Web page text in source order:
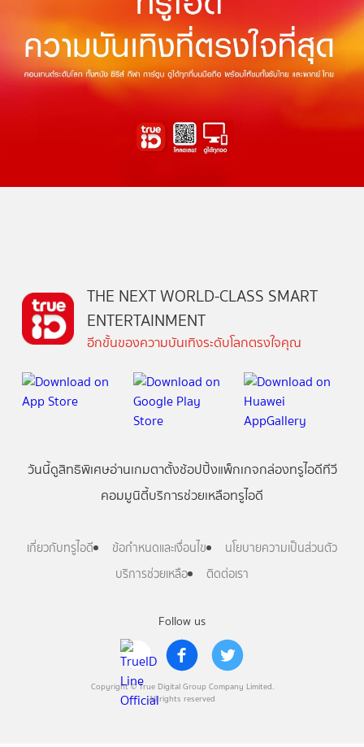
Follow us
Copyright © True Digital Group Company Limited.
All rights reserved
THE NEXT WORLD-CLASS SMART
ENTERTAINMENT
อีกขั้นของความบันเทิงระดับโลกตรงใจคุณ
วันนี้ดูสิทธิพิเศษอ่านเกมตาตั้งช้อปปิ้งแพ็กเกจกล่องทรูไอดีทีวี
คอมมูนิตี้บริการช่วยเหลือทรูไอดี
เกี่ยวกับทรูไอดี ข้อกำหนดและเงื่อนไข
นโยบายความเป็นส่วนตัว
บริการช่วยเหลือ
ติดต่อเรา